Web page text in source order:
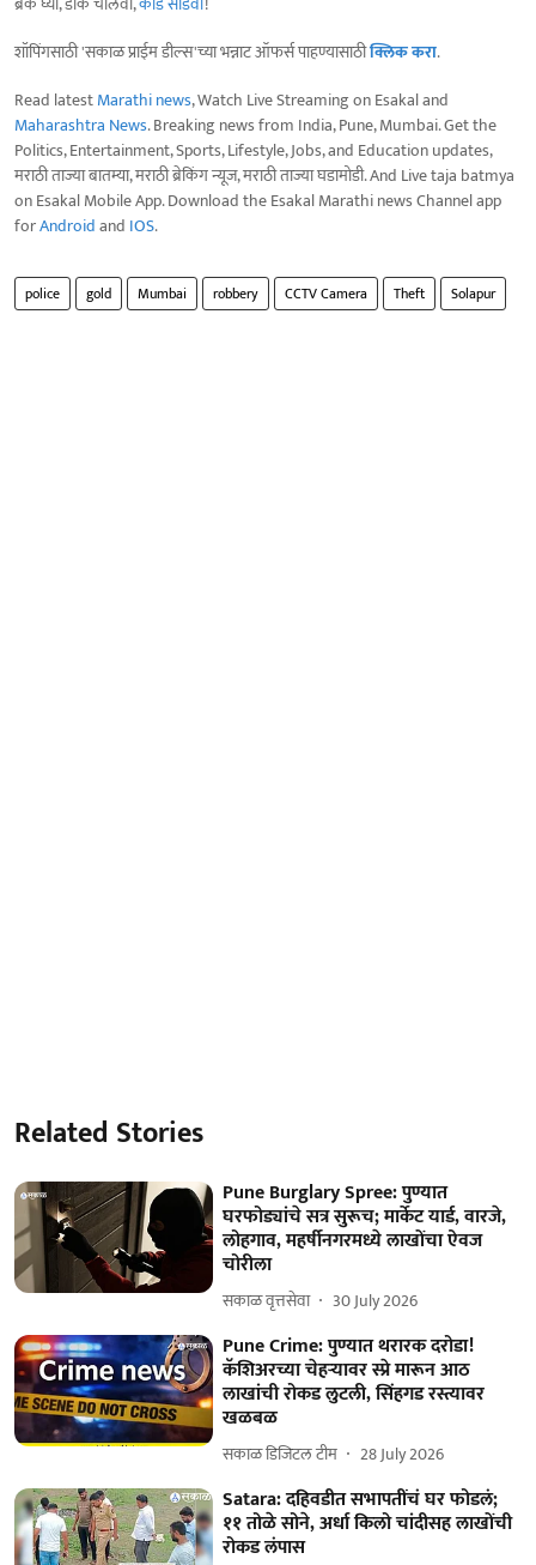
शॉपिंगसाठी 'सकाळ प्राईम डील्स'च्या भन्नाट ऑफर्स पाहण्यासाठीक्लिक करा.
Read latestMarathi news, Watch Live Streaming on Esakal and
Maharashtra News. Breaking news from India, Pune, Mumbai. Get the
Politics, Entertainment, Sports, Lifestyle, Jobs, and Education updates,
मराठी ताज्या बातम्या, मराठी ब्रेकिंग न्यूज, मराठी ताज्या घडामोडी. And Live taja batmya
on Esakal Mobile App. Download the Esakal Marathi news Channel app
forAndroidand IOS.
police gold Mumbai robbery CCTV Camera Theft Solapur
Related Stories
Pune Burglary Spree: पुण्यात
घरफोड्यांचे सत्र सुरूच; मार्केट यार्ड, वारजे,
लोहगाव, महर्षीनगरमध्ये लाखोंचा ऐवज
चोरीला
सकाळ वृत्तसेवा 30 July 2026
Pune Crime: पुण्यात थरारक दरोडा!
कॅशिअरच्या चेहऱ्यावर स्प्रे मारून आठ
लाखांची रोकड लुटली, सिंहगड रस्त्यावर
खळबळ
सकाळ डिजिटल टीम 28 July 2026
Satara: दहिवडीत सभापतींचं घर फोडलं;
११ तोळे सोने, अर्धा किलो चांदीसह लाखोंची
रोकड लंपास